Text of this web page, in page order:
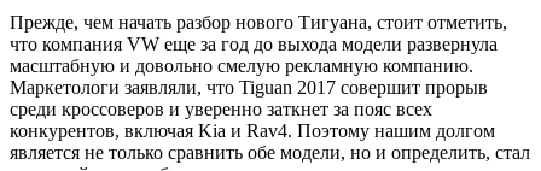
Прежде, чем начать разбор нового Тигуана, стоит отметить,
что компания VW еще за год до выхода модели развернула
масштабную и довольно смелую рекламную компанию.
Маркетологи заявляли, что Tiguan 2017 совершит прорыв
среди кроссоверов и уверенно заткнет за пояс всех
конкурентов, включая Kia и Rav4. Поэтому нашим долгом
является не только сравнить обе модели, но и определить, стал